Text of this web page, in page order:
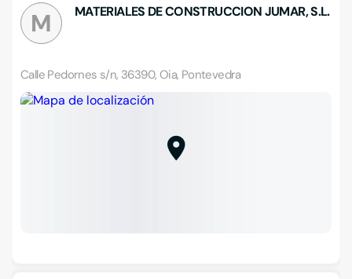
M MATERIALES DE CONSTRUCCION JUMAR, S.L.
Calle Pedornes s/n, 36390, Oia, Pontevedra